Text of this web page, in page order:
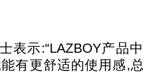
示:“LAZBOY产品
有更舒适的使用感,